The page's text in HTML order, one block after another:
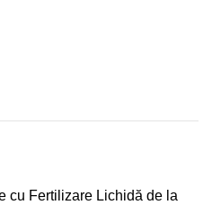
cu Fertilizare Lichidă de la